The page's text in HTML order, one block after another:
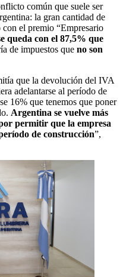
común que suele ser
la gran cantidad de
el premio “Empresario
queda con el 87,5% que
de impuestos que no son
que la devolución del IVA
adelantarse al período de
16% que tenemos que poner
Argentina se vuelve más
permitir que la empresa
de construcción”,